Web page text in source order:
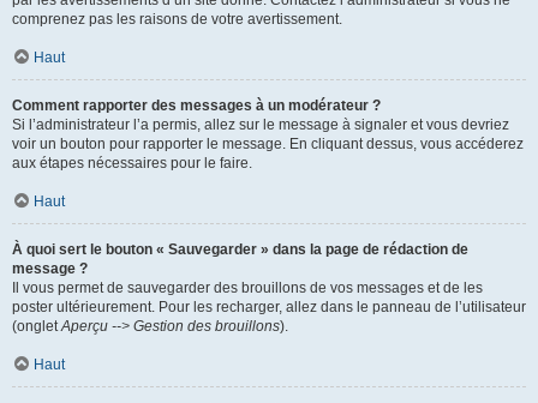
comprenez pas les raisons de votre avertissement.
Haut
Comment rapporter des messages à un modérateur ?
Si l’administrateur l’a permis, allez sur le message à signaler et vous devriez
voir un bouton pour rapporter le message. En cliquant dessus, vous accéderez
aux étapes nécessaires pour le faire.
Haut
À quoi sert le bouton « Sauvegarder » dans la page de rédaction de
message ?
Il vous permet de sauvegarder des brouillons de vos messages et de les
poster ultérieurement. Pour les recharger, allez dans le panneau de l’utilisateur
(ongletAperçu --> Gestion des brouillons).
Haut